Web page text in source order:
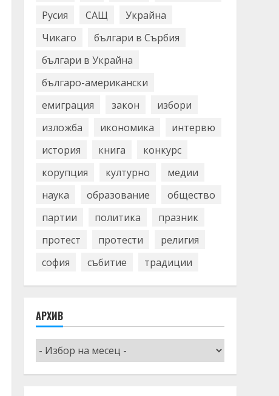
Русия
САЩ
Украйна
Чикаго
българи в Сърбия
българи в Украйна
българо-американски
емиграция
закон
избори
изложба
икономика
интервю
история
книга
конкурс
корупция
културно
медии
наука
образование
общество
партии
политика
празник
протест
протести
религия
софия
събитие традиции
АРХИВ
Архив